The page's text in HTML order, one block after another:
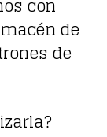
con
de
de